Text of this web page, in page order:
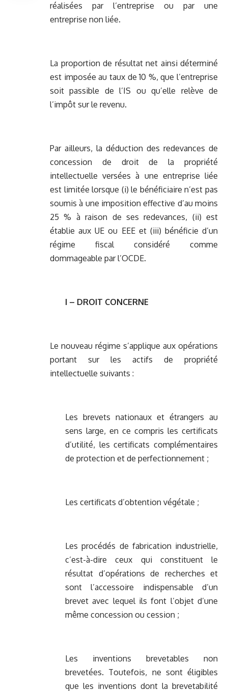
réalisées par l’entreprise ou par une
entreprise non liée.
La proportion de résultat net ainsi déterminé
est imposée au taux de 10 %, que l’entreprise
soit passible de l’IS ou qu’elle relève de
l’impôt sur le revenu.
Par ailleurs, la déduction des redevances de
concession de droit de la propriété
intellectuelle versées à une entreprise liée
est limitée lorsque (i) le bénéficiaire n’est pas
soumis à une imposition effective d’au moins
25 % à raison de ses redevances, (ii) est
établie aux UE ou EEE et (iii) bénéficie d’un
régime fiscal considéré comme
dommageable par l’OCDE.
I – DROIT CONCERNE
Le nouveau régime s’applique aux opérations
portant sur les actifs de propriété
intellectuelle suivants :
Les brevets nationaux et étrangers au
sens large, en ce compris les certificats
d’utilité, les certificats complémentaires
de protection et de perfectionnement ;
Les certificats d’obtention végétale ;
Les procédés de fabrication industrielle,
c’est-à-dire ceux qui constituent le
résultat d’opérations de recherches et
sont l’accessoire indispensable d’un
brevet avec lequel ils font l’objet d’une
même concession ou cession ;
Les inventions brevetables non
brevetées. Toutefois, ne sont éligibles
que les inventions dont la brevetabilité